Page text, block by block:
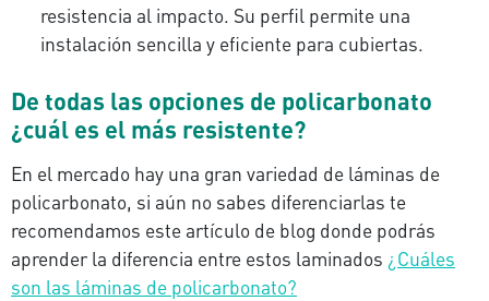
resistencia al impacto. Su perfil permite una
instalación sencilla y eficiente para cubiertas.
De todas las opciones de policarbonato
¿cuál es el más resistente?
En el mercado hay una gran variedad de láminas de
policarbonato, si aún no sabes diferenciarlas te
recomendamos este artículo de blog donde podrás
aprender la diferencia entre estos laminados ¿Cuáles
son las láminas de policarbonato?